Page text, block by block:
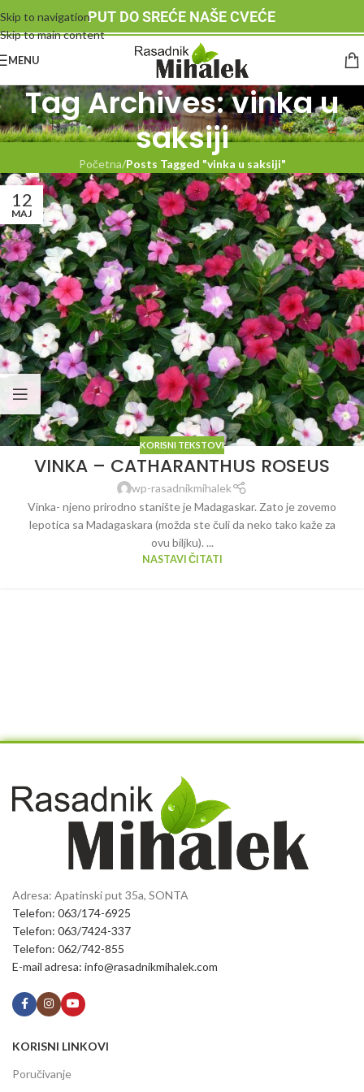
Skip to navigation
Skip to main content
PUT DO SREĆE NAŠE CVEĆE
MENU
Tag Archives: vinka u
saksiji
Početna/Posts Tagged "vinka u saksiji"
12
MAJ
KORISNI TEKSTOVI
VINKA – CATHARANTHUS ROSEUS
wp-rasadnikmihalek
Vinka- njeno prirodno stanište je Madagaskar. Zato je zovemo
lepotica sa Madagaskara (možda ste čuli da neko tako kaže za
ovu biljku). ...
NASTAVI ČITATI
Adresa: Apatinski put 35a, SONTA
Telefon: 063/174-6925
Telefon: 063/7424-337
Telefon: 062/742-855
E-mail adresa: info@rasadnikmihalek.com
KORISNI LINKOVI
Poručivanje